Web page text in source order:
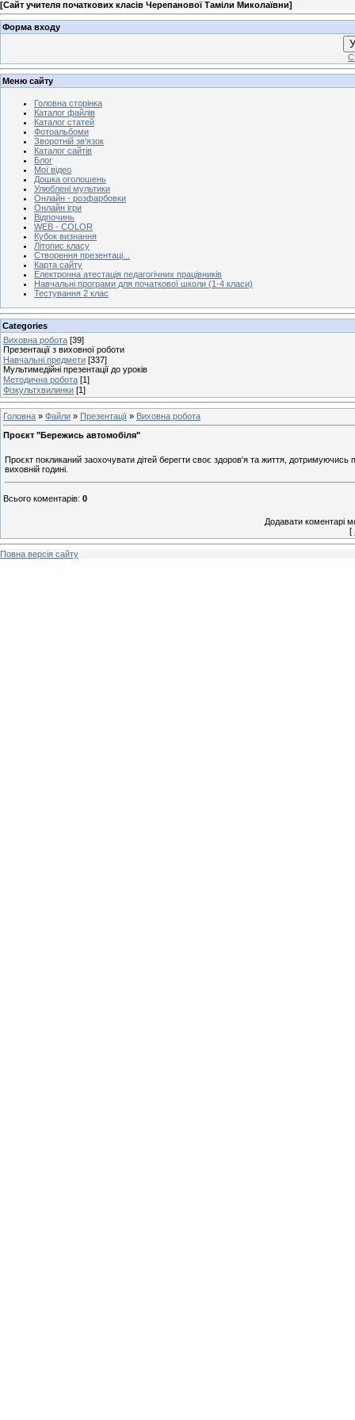
[Сайт учителя початкових класів Черепанової Таміли Миколаївни]
Форма входу
Меню сайту
Головна сторінка
Каталог файлів
Каталог статей
Фотоальбоми
Зворотній зв'язок
Каталог сайтів
Блог
Мої відео
Дошка оголошень
Улюблені мультики
Онлайн - розфарбовки
Онлайн ігри
Відпочинь
WEB - COLOR
Кубок визнання
Літопис класу
Створення презентаці...
Карта сайту
Електронна атестація педагогічних працівників
Навчальні програми для початкової школи (1-4 класи)
Тестування 2 клас
Categories
Виховна робота [39]
Презентації з виховної роботи
Навчальні предмети [337]
Мультимедійні презентації до уроків
Методична робота [1]
Фізкультхвилинки [1]
Головна » Файли » Презентації » Виховна робота
Проєкт "Бережись автомобіля"
Проєкт покликаний заохочувати дітей берегти своє здоров'я та життя,
виховній годині.
Всього коментарів: 0
Додавати коментарі
[
Повна версія сайту